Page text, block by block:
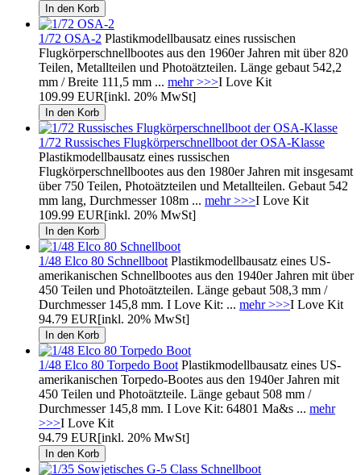
1/72 OSA-2 Plastikmodellbausatz eines russischen
Flugkörperschnellbootes aus den 1960er Jahren mit über 820
Teilen, Metallteilen und Photoätzteilen. Länge gebaut 542,2
mm / Breite 111,5 mm ... mehr >>>I Love Kit
109.99 EUR[inkl. 20% MwSt]
1/72 Russisches Flugkörperschnellboot der OSA-Klasse
Plastikmodellbausatz eines russischen
Flugkörperschnellbootes aus den 1980er Jahren mit insgesamt
über 750 Teilen, Photoätzteilen und Metallteilen. Gebaut 542
mm lang, Durchmesser 108m ... mehr >>>I Love Kit
109.99 EUR[inkl. 20% MwSt]
1/48 Elco 80 Schnellboot Plastikmodellbausatz eines US-
amerikanischen Schnellbootes aus den 1940er Jahren mit über
450 Teilen und Photoätzteilen. Länge gebaut 508,3 mm /
Durchmesser 145,8 mm. I Love Kit: ... mehr >>>I Love Kit
94.79 EUR[inkl. 20% MwSt]
1/48 Elco 80 Torpedo Boot Plastikmodellbausatz eines US-
amerikanischen Torpedo-Bootes aus den 1940er Jahren mit
450 Teilen und Photoätzteile. Länge gebaut 508 mm /
Durchmesser 145,8 mm. I Love Kit: 64801 Ma&s ... mehr
>>>I Love Kit
94.79 EUR[inkl. 20% MwSt]